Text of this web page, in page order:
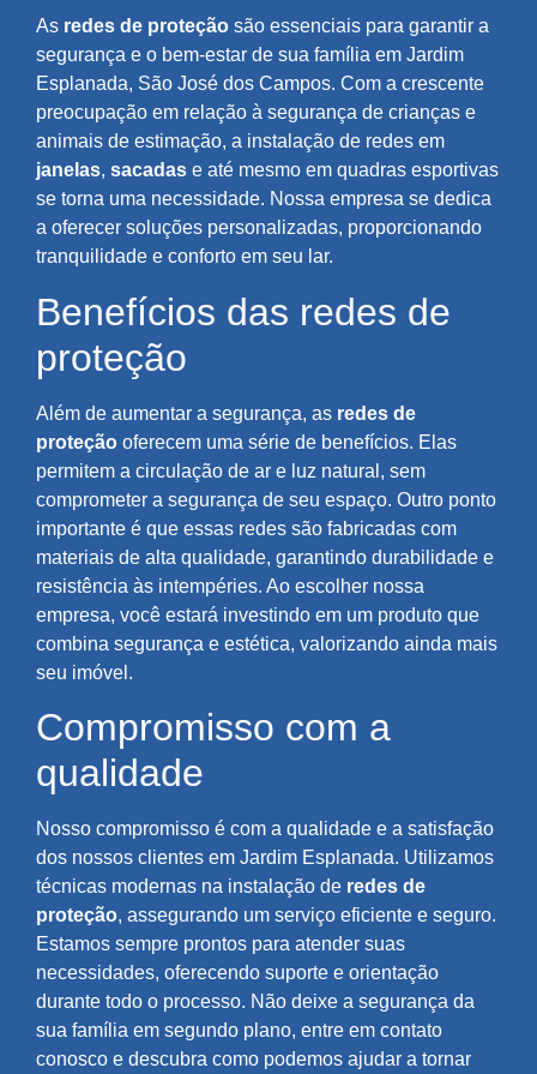
As redes de proteção são essenciais para garantir a
segurança e o bem-estar de sua família em Jardim
Esplanada, São José dos Campos. Com a crescente
preocupação em relação à segurança de crianças e
animais de estimação, a instalação de redes em
janelas, sacadas e até mesmo em quadras esportivas
se torna uma necessidade. Nossa empresa se dedica
a oferecer soluções personalizadas, proporcionando
tranquilidade e conforto em seu lar.
Benefícios das redes de
proteção
Além de aumentar a segurança, as redes de
proteção oferecem uma série de benefícios. Elas
permitem a circulação de ar e luz natural, sem
comprometer a segurança de seu espaço. Outro ponto
importante é que essas redes são fabricadas com
materiais de alta qualidade, garantindo durabilidade e
resistência às intempéries. Ao escolher nossa
empresa, você estará investindo em um produto que
combina segurança e estética, valorizando ainda mais
seu imóvel.
Compromisso com a
qualidade
Nosso compromisso é com a qualidade e a satisfação
dos nossos clientes em Jardim Esplanada. Utilizamos
técnicas modernas na instalação de redes de
proteção, assegurando um serviço eficiente e seguro.
Estamos sempre prontos para atender suas
necessidades, oferecendo suporte e orientação
durante todo o processo. Não deixe a segurança da
sua família em segundo plano, entre em contato
conosco e descubra como podemos ajudar a tornar